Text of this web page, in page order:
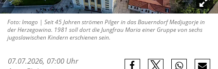
Foto: Imago | Seit 45 Jahren strömen Pilger in das Bauerndorf Medjugorje in
der Herzegowina. 1981 soll dort die Jungfrau Maria einer Gruppe von sechs
jugoslawischen Kindern erschienen sein.
07.07.2026, 07:00 Uhr